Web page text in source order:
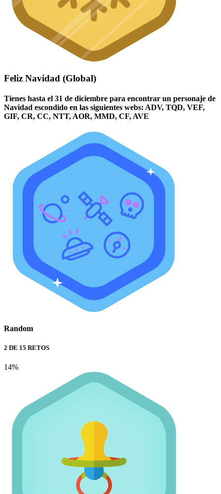
Feliz Navidad (Global)
Tienes hasta el 31 de diciembre para encontrar un personaje de
Navidad escondido en las siguientes webs: ADV, TQD, VEF,
GIF, CR, CC, NTT, AOR, MMD, CF, AVE
Random
2 DE 15 RETOS
14%